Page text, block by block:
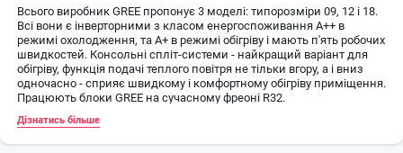
Всього виробник GREE пропонує 3 моделі: типорозміри 09, 12 і 18.
Всі вони є інверторними з класом енергоспоживання А++ в
режимі охолодження, та А+ в режимі обігріву і мають п'ять робочих
швидкостей. Консольні спліт-системи - найкращий варіант для
обігріву, функція подачі теплого повітря не тільки вгору, а і вниз
одночасно - сприяє швидкому і комфортному обігріву приміщення.
Працюють блоки GREE на сучасному фреоні R32.
Функції
Авторестарт
Дізнатись більше